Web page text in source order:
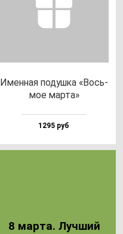
Имен­ная по­душ­ка «Вось­
мое мар­та»
1295 руб
8 мар­та. Луч­ший